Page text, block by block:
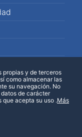
propias y de terceros
como almacenar las
su navegación. No
de carácter
que acepta su uso .Más